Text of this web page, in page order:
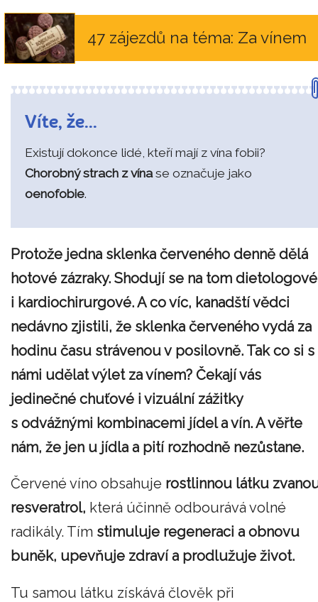
47 zájezdů na téma: Za vínem
Víte, že...
Existují dokonce lidé, kteří mají z vína fobii?
Chorobný strach z vínase označuje jako
oenofobie.
Protože jedna sklenka červeného denně dělá
hotové zázraky. Shodují se na tom dietologové
i kardiochirurgové. A co víc, kanadští vědci
nedávno zjistili, že sklenka červeného vydá za
hodinu času strávenou v posilovně. Tak co si s
námi udělat výlet za vínem? Čekají vás
jedinečné chuťové i vizuální zážitky
s odvážnými kombinacemi jídel a vín. A věřte
nám, že jen u jídla a pití rozhodně nezůstane.
Červené víno obsahuje rostlinnou látku
resveratrol, která účinně odbourává volné
radikály. Tím stimuluje regeneraci a obnovu
buněk, upevňuje zdraví a prodlužuje život.
Tu samou látku získává člověk při